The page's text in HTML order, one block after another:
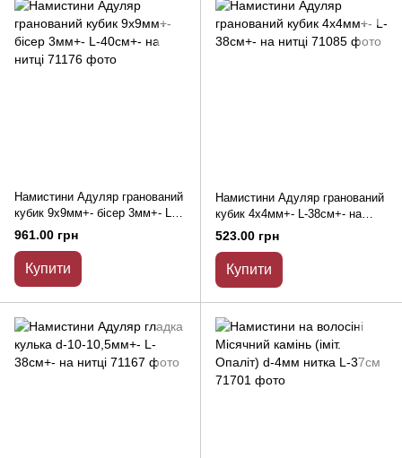
Намистини Адуляр гранований
кубик 9х9мм+- бісер 3мм+- L-
40см+- на нитці
961.00 грн
Купити
Намистини Адуляр гранований
кубик 4х4мм+- L-38см+- на
нитці
523.00 грн
Купити